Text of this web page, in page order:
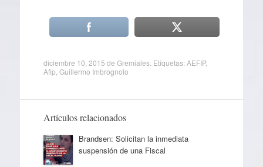
diciembre 10, 2015 de Gremiales. Etiquetas:AEFIP,
Afip Guillermo Imbrognolo
Artículos relacionados
Brandsen: Solicitan la inmediata
suspensión de una Fiscal